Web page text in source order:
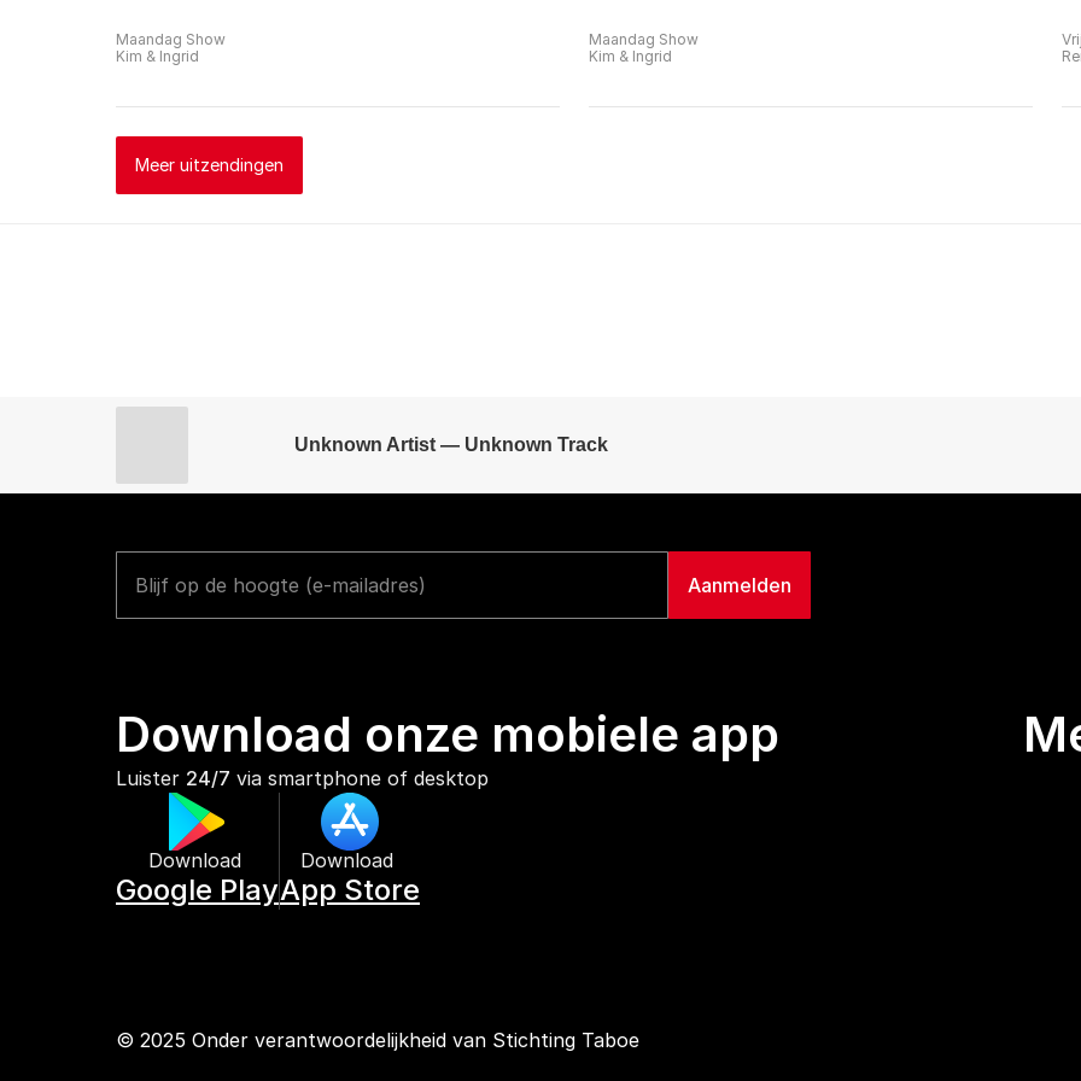
Maandag Show
Kim & Ingrid
Maandag Show
Kim & Ingrid
Meer uitzendingen
Unknown Artist — Unknown Track
Download onze mobiele app
Luister 24/7 via smartphone of desktop
Download
Google Play
Download
App Store
© 2025 Onder verantwoordelijkheid van Stichting Taboe